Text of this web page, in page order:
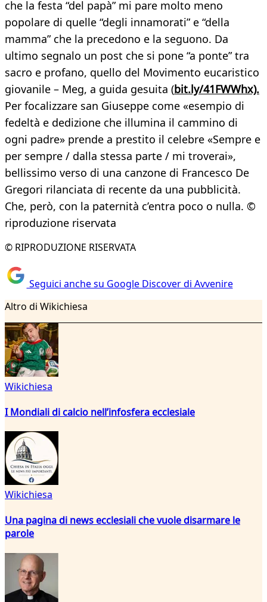
che la festa “del papà” mi pare molto meno
popolare di quelle “degli innamorati” e “della
mamma” che la precedono e la seguono. Da
ultimo segnalo un post che si pone “a ponte” tra
sacro e profano, quello del Movimento eucaristico
giovanile – Meg, a guida gesuita (bit.ly/41FWWhx).
Per focalizzare san Giuseppe come «esempio di
fedeltà e dedizione che illumina il cammino di
ogni padre» prende a prestito il celebre «Sempre e
per sempre / dalla stessa parte / mi troverai»,
bellissimo verso di una canzone di Francesco De
Gregori rilanciata di recente da una pubblicità.
Che, però, con la paternità c’entra poco o nulla. ©
riproduzione riservata
© RIPRODUZIONE RISERVATA
Seguici anche su Google Discover di Avvenire
Altro di Wikichiesa
Wikichiesa
I Mondiali di calcio nell’infosfera ecclesiale
Wikichiesa
Una pagina di news ecclesiali che vuole disarmare le
parole